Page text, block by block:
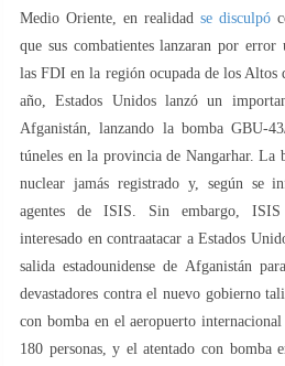
Medio Oriente, en realidad se disculpó
que sus combatientes lanzaran por
las FDI en la región ocupada de los
año, Estados Unidos lanzó un
Afganistán, lanzando la bomba GBU-
túneles en la provincia de Nangarhar. La
nuclear jamás registrado y, según se
agentes de ISIS. Sin embargo, ISIS
interesado en contraatacar a Estados
salida estadounidense de Afganistán
devastadores contra el nuevo gobierno
con bomba en el aeropuerto
180 personas, y el atentado con bomba